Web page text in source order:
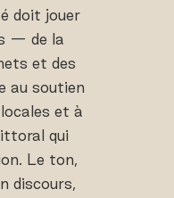
doit jouer
— de la
et des
au soutien
et à
qui
Le ton,
discours,